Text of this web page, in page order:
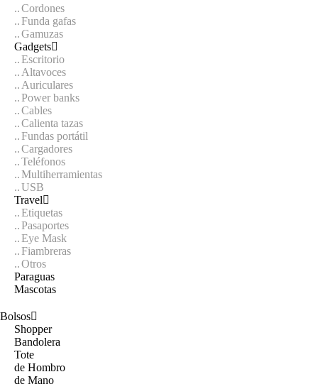
Cordones
Funda gafas
Gamuzas
Gadgets
Escritorio
Altavoces
Auriculares
Power banks
Cables
Calienta tazas
Fundas portátil
Cargadores
Teléfonos
Multiherramientas
USB
Travel
Etiquetas
Pasaportes
Eye Mask
Fiambreras
Otros
Paraguas
Mascotas
Bolsos
Shopper
Bandolera
Tote
de Hombro
de Mano